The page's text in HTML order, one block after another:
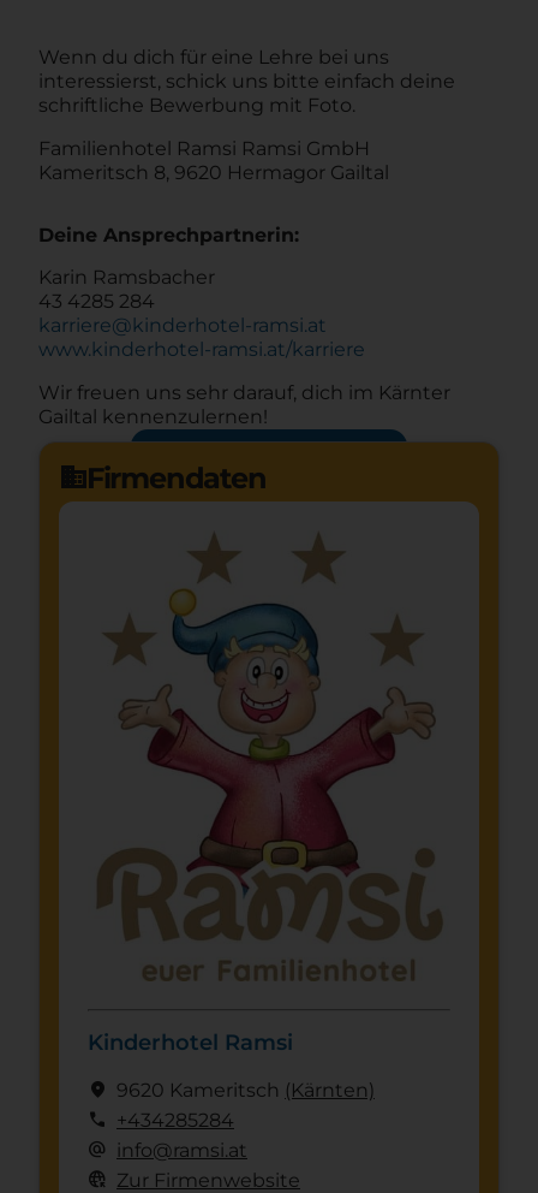
Wenn du dich für eine Lehre bei uns
interessierst, schick uns bitte einfach deine
schriftliche Bewerbung mit Foto.
Familienhotel Ramsi Ramsi GmbH
Kameritsch 8, 9620 Hermagor Gailtal
Deine Ansprechpartnerin:
Karin Ramsbacher
43 4285 284
karriere@kinderhotel-ramsi.at
www.kinderhotel-ramsi.at/karriere
Wir freuen uns sehr darauf, dich im Kärnter
Gailtal kennenzulernen!
domainFirmendaten
Kinderhotel Ramsi
location_on 9620 Kameritsch (Kärnten)
call +434285284
alternate_email info@ramsi.at
captive_portal Zur Firmenwebsite